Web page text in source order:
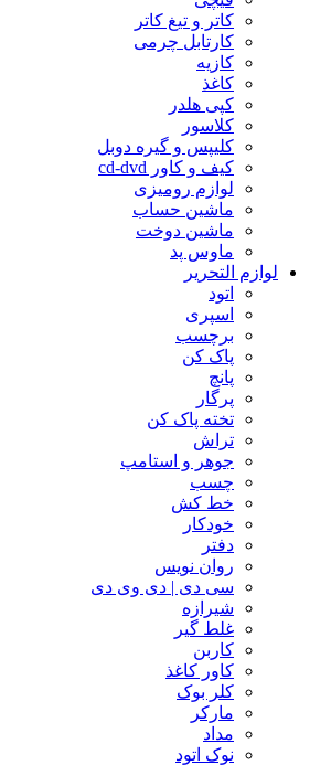
کاتر و تیغ کاتر
کارتابل چرمی
کازیه
کاغذ
کپی هلدر
کلاسور
کلیپس و گیره دوبل
کیف و کاور cd-dvd
لوازم رومیزی
ماشین حساب
ماشین دوخت
ماوس پد
لوازم التحریر
اتود
اسپری
برچسب
پاک کن
پانچ
پرگار
تخته پاک کن
تراش
جوهر و استامپ
چسب
خط کش
خودکار
دفتر
روان نویس
سی دی | دی وی دی
شیرازه
غلط گیر
کاربن
کاور کاغذ
کلر بوک
مارکر
مداد
نوک اتود